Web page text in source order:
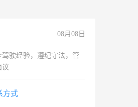
08月08日
驾驶经验，遵纪守法，管
议
方式